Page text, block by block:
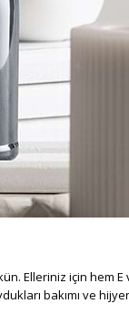
Elleriniz için hem
bakımı ve